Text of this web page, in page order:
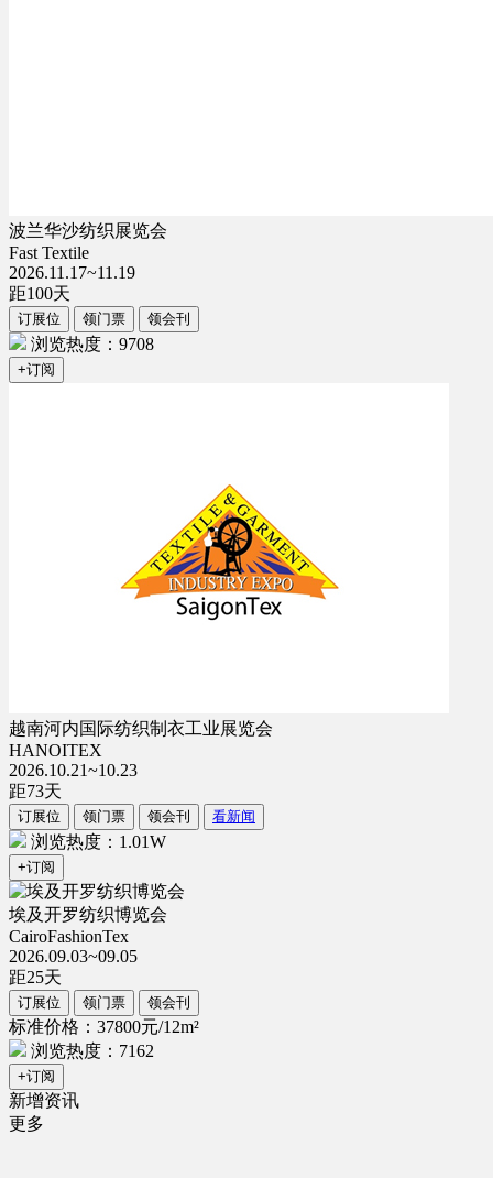
波兰华沙纺织展览会
Fast Textile
2026.11.17~11.19
距100天
订展位 领门票 领会刊
浏览热度：9708
+订阅
越南河内国际纺织制衣工业展览会
HANOITEX
2026.10.21~10.23
距73天
订展位 领门票 领会刊 看新闻
浏览热度：1.01W
+订阅
埃及开罗纺织博览会
CairoFashionTex
2026.09.03~09.05
距25天
订展位 领门票 领会刊
标准价格：37800元/12m²
浏览热度：7162
+订阅
新增资讯
更多